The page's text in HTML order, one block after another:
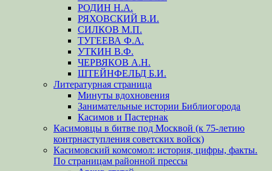
РОДИН Н.А.
РЯХОВСКИЙ В.И.
СИЛКОВ М.П.
ТУГЕЕВА Ф.А.
УТКИН В.Ф.
ЧЕРВЯКОВ А.Н.
ШТЕЙНФЕЛЬД Б.И.
Литературная страница
Минуты вдохновения
Занимательные истории Библиогорода
Касимов и Пастернак
Касимовцы в битве под Москвой (к 75-летию
контрнаступления советских войск)
Касимовский комсомол: история, цифры, факты.
По страницам районной прессы